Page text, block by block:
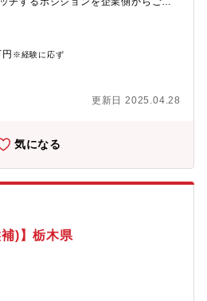
国にあります。もしご希望があれ
。ハイエンドエンジニアとの1対1の
の質問にお答えします。（毎週土曜
30～ ②12：00～ ③13：30～
を目指しませんか。【案件事例】・
空機・ヘリコプターの開発設計/航
リティーHEV/PHE/EV関連 自動車
/ボディ、エアバック、サスペンショ
業務 ＊上記事例は1部です。常に最
。
※経験に応ず
更新日 2025.04.28
気になる
補)】栃木県